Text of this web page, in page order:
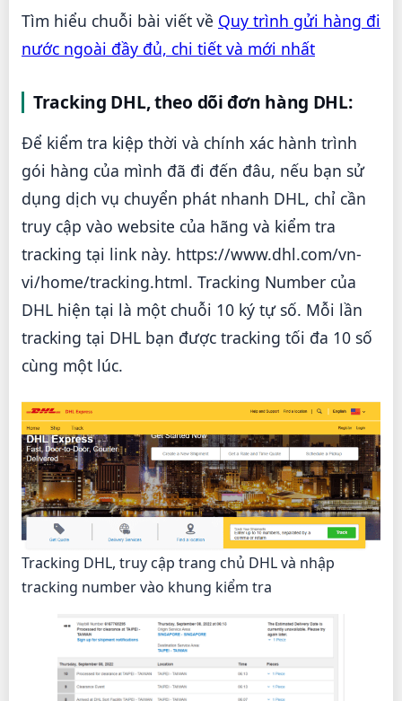
Tìm hiểu chuỗi bài viết về Quy trình gửi hàng đi
nước ngoài đầy đủ, chi tiết và mới nhất
Tracking DHL, theo dõi đơn hàng DHL:
Để kiểm tra kiệp thời và chính xác hành trình
gói hàng của mình đã đi đến đâu, nếu bạn sử
dụng dịch vụ chuyển phát nhanh DHL, chỉ cần
truy cập vào website của hãng và kiểm tra
tracking tại link này. https://www.dhl.com/vn-
vi/home/tracking.html. Tracking Number của
DHL hiện tại là một chuỗi 10 ký tự số. Mỗi lần
tracking tại DHL bạn được tracking tối đa 10 số
cùng một lúc.
Tracking DHL, truy cập trang chủ DHL và nhập
tracking number vào khung kiểm tra